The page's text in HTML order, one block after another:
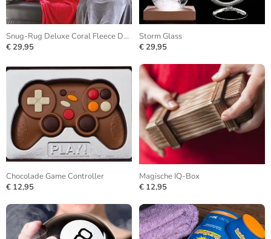
Snug-Rug Deluxe Coral Fleece Deken
€ 29,95
Storm Glass
€ 29,95
Chocolade Game Controller
€ 12,95
Magische IQ-Box
€ 12,95